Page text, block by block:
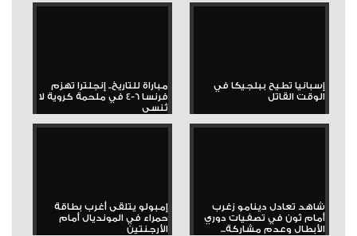
إسبانيا تطيح ببلجيكا في
الوقت القاتل
مباراة للتاريخ.. إنجلترا تهزم
فرنسا 6-4 في ملحمة كروية لا
تُنسى
شاهد تعادل دينامو زغرب
أمام ثون في تصفيات دوري
الأبطال وعدم مشاركة...
إمبولو يتلقى أغرب بطاقة
حمراء في المونديال أمام
الأرجنتين